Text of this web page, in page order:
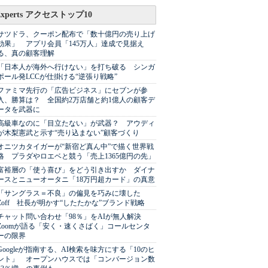
アクセストップ10
ツドラ、クーポン配布で「数十億円の売り上げ
果」 アプリ会員「145万人」達成で見据え
、真の顧客理解
日本人が海外へ行けない」を打ち破る シンガ
ール発LCCが仕掛ける“逆張り戦略”
ァミマ先行の「広告ビジネス」にセブンが参
、勝算は？ 全国約2万店舗と約1億人の顧客デ
タを武器に
級車なのに「目立たない」が武器？ アウディ
木梨憲武と示す“売り込まない”顧客づくり
ニツカタイガーが“新宿ど真ん中”で描く世界戦
プラダやロエベと競う「売上1365億円の先」
裕層の「使う喜び」をどう引き出すか ダイナ
スとニューオータニ「18万円超カード」の真意
サングラス＝不良」の偏見を巧みに壊した
社長が明かす“したたかな”ブランド戦略
ャット問い合わせ「98％」をAIが無人解決
が語る「安く・速くさばく」コールセンタ
の限界
が指南する、AI検索を味方にする「10のヒ
ト」 オープンハウスでは「コンバージョン数